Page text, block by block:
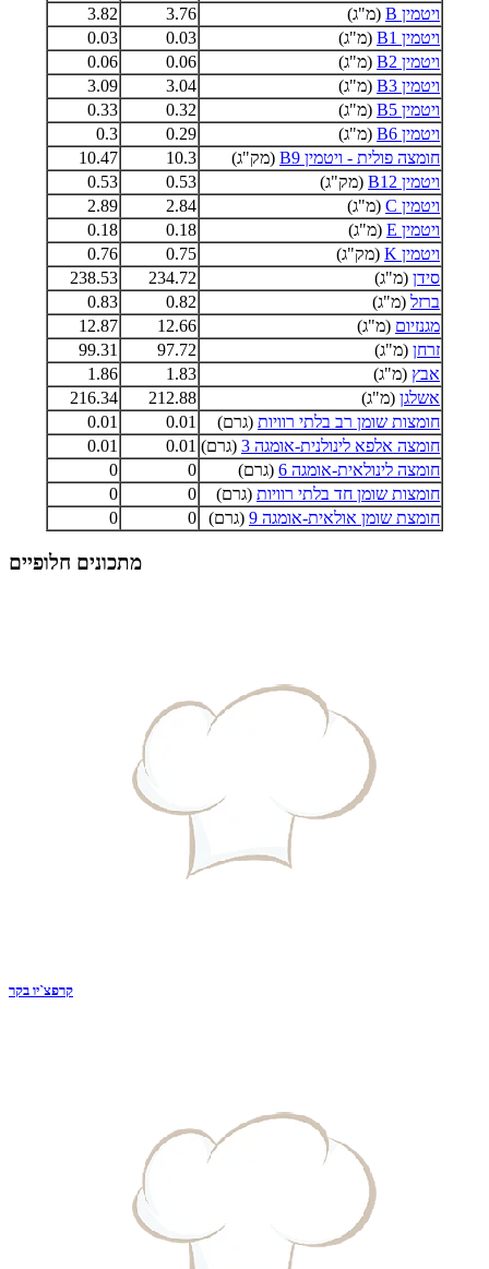
ויטמין B
(מ"ג) 3.76
3.82
ויטמין B1
(מ"ג) 0.03
0.03
ויטמין B2
(מ"ג) 0.06
0.06
ויטמין B3
(מ"ג) 3.04
3.09
ויטמין B5
(מ"ג) 0.32
0.33
ויטמין B6
(מ"ג) 0.29
0.3
חומצה פולית - ויטמין B9
(מק"ג) 10.3
10.47
ויטמין B12
(מק"ג) 0.53
0.53
ויטמין C
(מ"ג) 2.84
2.89
ויטמין E
(מ"ג) 0.18
0.18
ויטמין K
(מק"ג) 0.75
0.76
סידן (מ"ג) 234.72
238.53
ברזל (מ"ג) 0.82
0.83
מגנזיום (מ"ג) 12.66
12.87
זרחן (מ"ג) 97.72
99.31
אבץ (מ"ג) 1.83
1.86
אשלגן (מ"ג) 212.88
216.34
חומצות שומן רב בלתי רוויות (גרם) 0.01
0.01
חומצה אלפא לינולנית-אומגה 3
(גרם) 0.01
0.01
חומצה לינולאית-אומגה 6
(גרם) 0
0
חומצות שומן חד בלתי רוויות (גרם) 0
0
חומצת שומן אולאית-אומגה 9
(גרם) 0
0
מתכונים חלופיים
קרפצ`יו בקר